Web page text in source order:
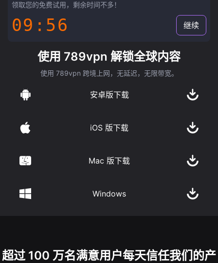
领取您的免费试用，剩余时间不多！
09:55 继续
使用 789vpn 解锁全球内容
使用 789vpn 跨境上网，无延迟，无限带宽。
安卓版下载
iOS 版下载
Mac 版下载
Windows
超过 100 万名满意用户每天信任我们的产